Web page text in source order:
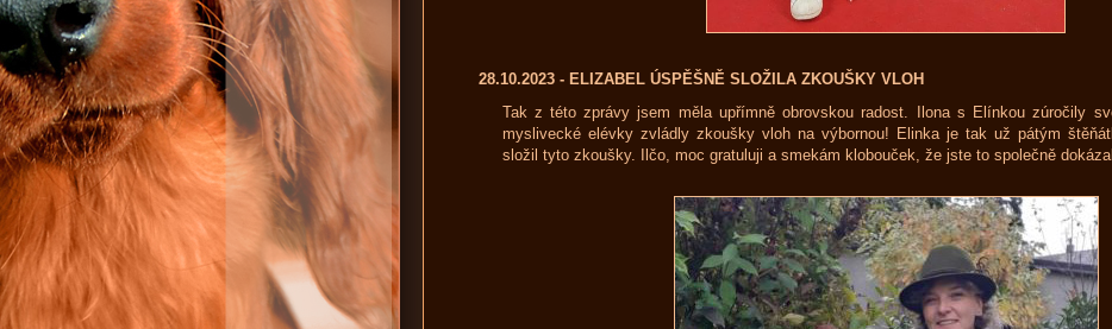
28.10.2023 - ELIZABEL ÚSPĚŠNĚ SLOŽILA ZKOUŠKY VLOH
Tak z této zprávy jsem měla upřímně obrovskou radost. Ilona s Elínkou zúročily
myslivecké elévky zvládly zkoušky vloh na výbornou! Elinka je tak už pátým
složil tyto zkoušky. Ilčo, moc gratuluji a smekám klobouček, že jste to společně